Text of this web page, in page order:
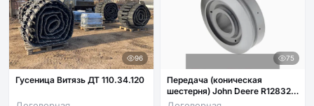
96
Гусеница Витязь ДТ 110.34.120
75
Передача (коническая
шестерня) John Deere R128328
— Оригинальная (OEM)